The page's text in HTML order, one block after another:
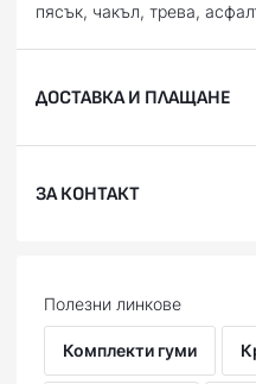
пясък, чакъл, трева,
ДОСТАВКА И ПЛАЩАНЕ
професионализъм при
Доставяме до всяка
работни дни. Може да
посочен от Вас адрес
служебен) или до офис на
ЗА КОНТАКТ
Facebook:facebook.com/
Instagram:instagram.com/
Skype: bobimx
E-mail:shop@bobimx.com
Полезни линкове
Комплекти гуми